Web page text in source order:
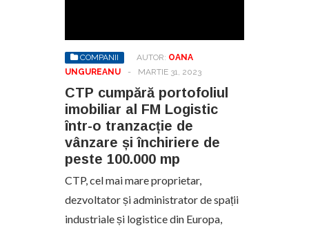
COMPANII AUTOR: OANA
UNGUREANU
- MARTIE 31, 2023
CTP cumpără portofoliul
imobiliar al FM Logistic
într-o tranzacție de
vânzare și închiriere de
peste 100.000 mp
CTP, cel mai mare proprietar,
dezvoltator și administrator de spații
industriale și logistice din Europa,